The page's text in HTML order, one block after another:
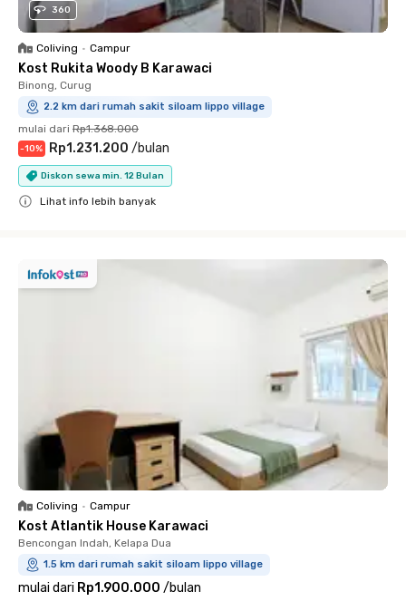
360
Coliving • Campur
Kost Rukita Woody B Karawaci
Binong, Curug
2.2 km dari rumah sakit siloam lippo village
mulai dari Rp1.368.000
-10% Rp1.231.200 /bulan
Diskon sewa min. 12 Bulan
Lihat info lebih banyak
Coliving • Campur
Kost Atlantik House Karawaci
Bencongan Indah, Kelapa Dua
1.5 km dari rumah sakit siloam lippo village
mulai dari Rp1.900.000 /bulan